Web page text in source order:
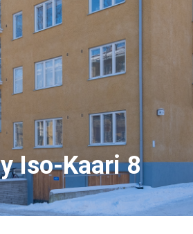
Iso-Kaari 8